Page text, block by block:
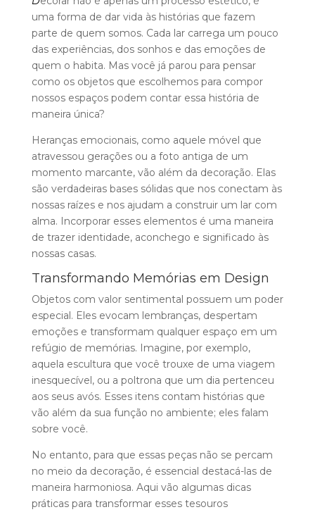
uma forma de dar vida às histórias que fazem
parte de quem somos. Cada lar carrega um pouco
das experiências, dos sonhos e das emoções de
quem o habita. Mas você já parou para pensar
como os objetos que escolhemos para compor
nossos espaços podem contar essa história de
maneira única?
Heranças emocionais, como aquele móvel que
atravessou gerações ou a foto antiga de um
momento marcante, vão além da decoração. Elas
são verdadeiras bases sólidas que nos conectam às
nossas raízes e nos ajudam a construir um lar com
alma. Incorporar esses elementos é uma maneira
de trazer identidade, aconchego e significado às
nossas casas.
Transformando Memórias em Design
Objetos com valor sentimental possuem um poder
especial. Eles evocam lembranças, despertam
emoções e transformam qualquer espaço em um
refúgio de memórias. Imagine, por exemplo,
aquela escultura que você trouxe de uma viagem
inesquecível, ou a poltrona que um dia pertenceu
aos seus avós. Esses itens contam histórias que
vão além da sua função no ambiente; eles falam
sobre você.
No entanto, para que essas peças não se percam
no meio da decoração, é essencial destacá-las de
maneira harmoniosa. Aqui vão algumas dicas
práticas para transformar esses tesouros